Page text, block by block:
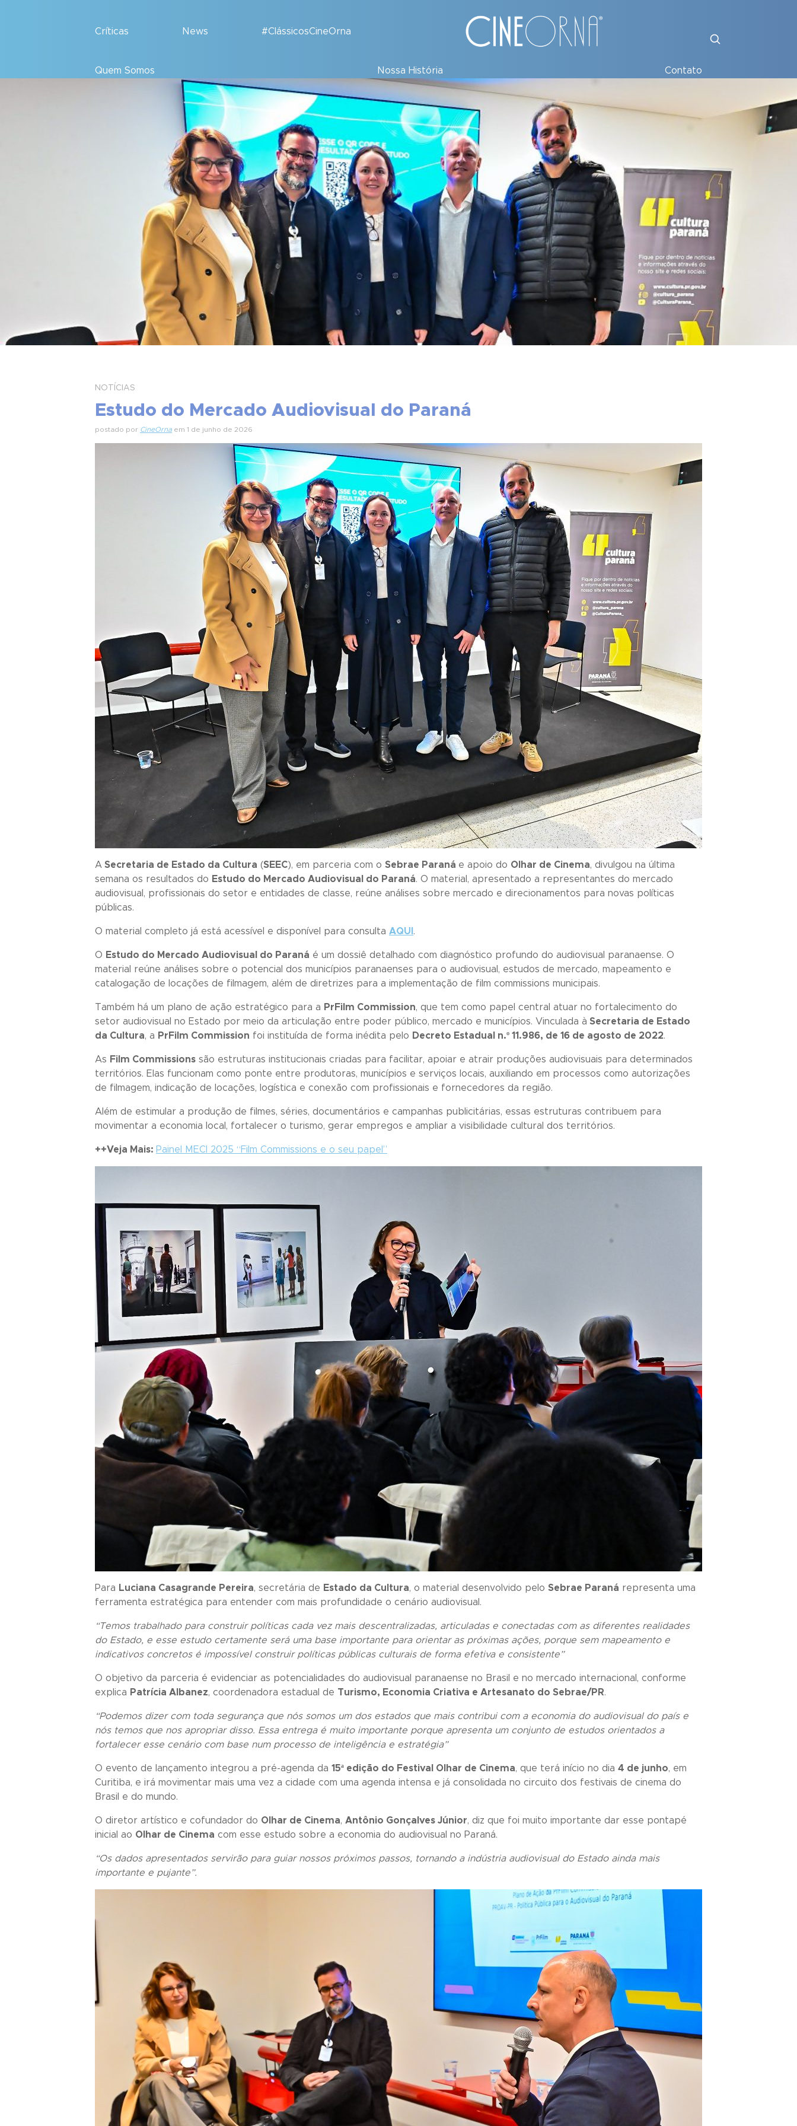
Críticas News #ClássicosCineOrna
Quem Somos Nossa História Contato
NOTÍCIAS
Estudo do Mercado Audiovisual do Paraná
postado por CineOrna em 1 de junho de 2026
A Secretaria de Estado da Cultura (SEEC), em parceria com o Sebrae Paraná e apoio do Olhar de Cinema, divulgou na última
semana os resultados do Estudo do Mercado Audiovisual do Paraná. O material, apresentado a representantes do mercado
audiovisual, profissionais do setor e entidades de classe, reúne análises sobre mercado e direcionamentos para novas políticas
públicas.
O material completo já está acessível e disponível para consulta AQUI .
O Estudo do Mercado Audiovisual do Paraná é um dossiê detalhado com diagnóstico profundo do audiovisual paranaense. O
material reúne análises sobre o potencial dos municípios paranaenses para o audiovisual, estudos de mercado, mapeamento e
catalogação de locações de filmagem, além de diretrizes para a implementação de film commissions municipais.
Também há um plano de ação estratégico para a PrFilm Commission, que tem como papel central atuar no fortalecimento do
setor audiovisual no Estado por meio da articulação entre poder público, mercado e municípios. Vinculada à Secretaria de Estado
da Cultura, a PrFilm Commission foi instituída de forma inédita pelo Decreto Estadual n.º 11.986, de 16 de agosto de 2022.
As Film Commissions são estruturas institucionais criadas para facilitar, apoiar e atrair produções audiovisuais para determinados
territórios. Elas funcionam como ponte entre produtoras, municípios e serviços locais, auxiliando em processos como autorizações
de filmagem, indicação de locações, logística e conexão com profissionais e fornecedores da região.
Além de estimular a produção de filmes, séries, documentários e campanhas publicitárias, essas estruturas contribuem para
movimentar a economia local, fortalecer o turismo, gerar empregos e ampliar a visibilidade cultural dos territórios.
++Veja Mais: Painel MECI 2025 “Film Commissions e o seu papel”
Para Luciana Casagrande Pereira, secretária de Estado da Cultura, o material desenvolvido pelo Sebrae Paraná representa uma
ferramenta estratégica para entender com mais profundidade o cenário audiovisual.
“Temos trabalhado para construir políticas cada vez mais descentralizadas, articuladas e conectadas com as diferentes realidades
do Estado, e esse estudo certamente será uma base importante para orientar as próximas ações, porque sem mapeamento e
indicativos concretos é impossível construir políticas públicas culturais de forma efetiva e consistente”
O objetivo da parceria é evidenciar as potencialidades do audiovisual paranaense no Brasil e no mercado internacional, conforme
explica Patrícia Albanez, coordenadora estadual de Turismo, Economia Criativa e Artesanato do Sebrae/PR.
“Podemos dizer com toda segurança que nós somos um dos estados que mais contribui com a economia do audiovisual do país e
nós temos que nos apropriar disso. Essa entrega é muito importante porque apresenta um conjunto de estudos orientados a
fortalecer esse cenário com base num processo de inteligência e estratégia”
O evento de lançamento integrou a pré-agenda da 15ª edição do Festival Olhar de Cinema, que terá início no dia 4 de junho, em
Curitiba, e irá movimentar mais uma vez a cidade com uma agenda intensa e já consolidada no circuito dos festivais de cinema do
Brasil e do mundo.
O diretor artístico e cofundador do Olhar de Cinema, Antônio Gonçalves Júnior, diz que foi muito importante dar esse pontapé
inicial ao Olhar de Cinema com esse estudo sobre a economia do audiovisual no Paraná.
“Os dados apresentados servirão para guiar nossos próximos passos, tornando a indústria audiovisual do Estado ainda mais
importante e pujante”.